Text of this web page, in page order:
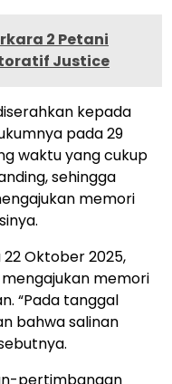
2 Petani
Justice
kepada
pada 29
waktu yang cukup
sehingga
memori
Oktober 2025,
mengajukan memori
“Pada tanggal
bahwa salinan
pertimbangan